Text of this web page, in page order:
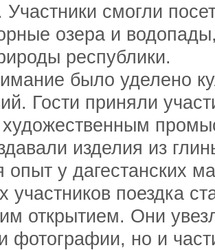
Участники смогли
озера и
республики.
было уделено
Гости приняли
изделия из
опыт у дагестанских
участников поездка
открытием. Они
фотографии, но и